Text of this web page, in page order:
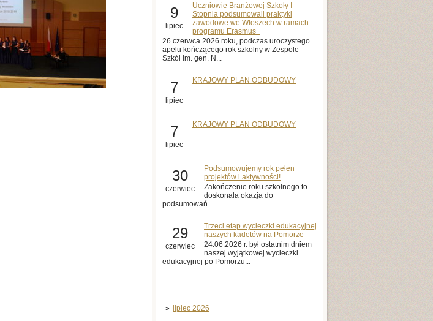
9
lipiec
Uczniowie Branżowej Szkoły I
Stopnia podsumowali praktyki
zawodowe we Włoszech w ramach
programu Erasmus+
26 czerwca 2026 roku, podczas uroczystego
apelu kończącego rok szkolny w Zespole
Szkół im. gen. N...
7
lipiec
KRAJOWY PLAN ODBUDOWY
7
lipiec
KRAJOWY PLAN ODBUDOWY
30
czerwiec
Podsumowujemy rok pełen
projektów i aktywności!
Zakończenie roku szkolnego to
doskonała okazja do
podsumowań...
29
czerwiec
Trzeci etap wycieczki edukacyjnej
naszych kadetów na Pomorze
24.06.2026 r. był ostatnim dniem
naszej wyjątkowej wycieczki
edukacyjnej po Pomorzu...
lipiec 2026